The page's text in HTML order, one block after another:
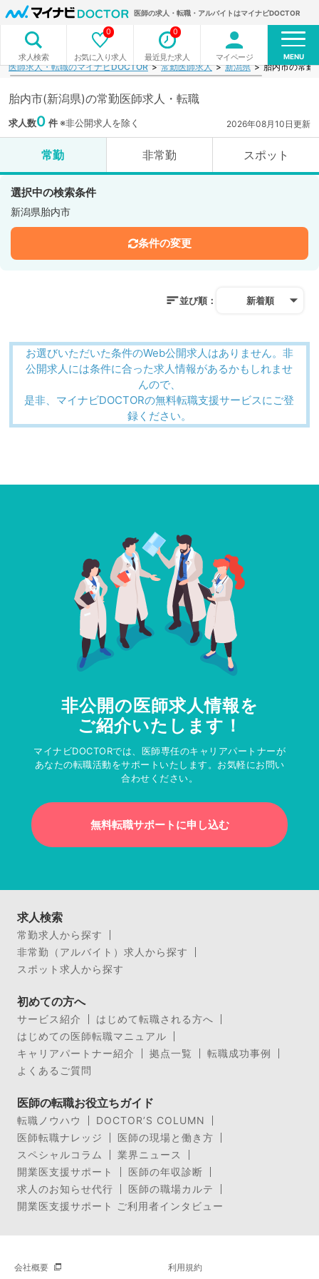
医師の求人・転職・アルバイトはマイナビDOCTOR
求人検索 お気に入り求人
0
最近見た求人
0
マイページ MENU
医師求人・転職のマイナビDOCTOR 常勤医師求人 新潟県 胎内市の常勤
胎内市(新潟県)の常勤医師求人・転職
求人数0 件※非公開求人を除く 2026年08月10日更新
常勤 非常勤 スポット
選択中の検索条件
新潟県胎内市
条件の変更
並び順： 新着順
お選びいただいた条件のWeb公開求人はありません。非
公開求人には条件に合った求人情報があるかもしれませ
んので、
是非、マイナビDOCTORの無料転職支援サービスにご登
録ください。
非公開の医師求人情報を
ご紹介いたします！
マイナビDOCTORでは、医師専任のキャリアパートナーが
あなたの転職活動をサポートいたします。お気軽にお問い
合わせください。
無料転職サポートに申し込む
求人検索
常勤求人から探す
非常勤（アルバイト）求人から探す
スポット求人から探す
初めての方へ
サービス紹介
はじめて転職される方へ
はじめての医師転職マニュアル
キャリアパートナー紹介
拠点一覧
転職成功事例
よくあるご質問
医師の転職お役立ちガイド
転職ノウハウ
DOCTOR’S COLUMN
医師転職ナレッジ
医師の現場と働き方
スペシャルコラム
業界ニュース
開業医支援サポート
医師の年収診断
求人のお知らせ代行
医師の職場カルテ
開業医支援サポート ご利用者インタビュー
会社概要 利用規約